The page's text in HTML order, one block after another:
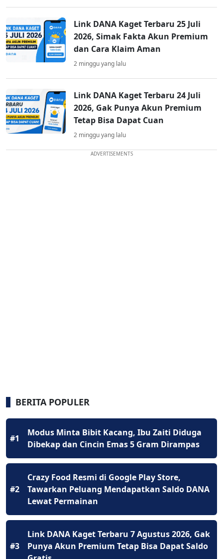
Link DANA Kaget Terbaru 25 Juli
2026, Simak Fakta Akun Premium
dan Cara Klaim Aman
2 minggu yang lalu
Link DANA Kaget Terbaru 24 Juli
2026, Gak Punya Akun Premium
Tetap Bisa Dapat Cuan
2 minggu yang lalu
ADVERTISEMENTS
BERITA POPULER
#1
Modus Minta Bibit Kacang, Ibu Zaiti Diduga
Dibekap dan Cincin Emas 5 Gram Dirampas
#2
Crazy Food Resmi di Google Play Store,
Tawarkan Peluang Mendapatkan Saldo DANA
Lewat Permainan
#3
Link DANA Kaget Terbaru 7 Agustus 2026, Gak
Punya Akun Premium Tetap Bisa Dapat Saldo